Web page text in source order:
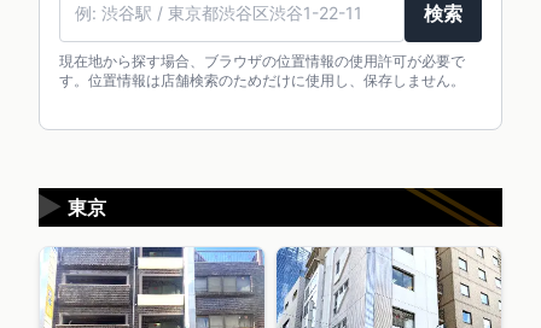
検索
現在地から探す場合、ブラウザの位置情報の使用許可が必要で
す。位置情報は店舗検索のためだけに使用し、保存しません。
東京
▶